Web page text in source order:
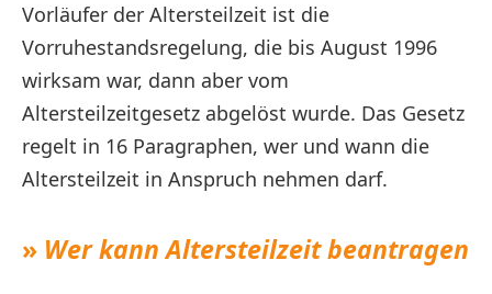
Vorläufer der Altersteilzeit ist die
Vorruhestandsregelung, die bis August 1996
wirksam war, dann aber vom
Altersteilzeitgesetz abgelöst wurde. Das Gesetz
regelt in 16 Paragraphen, wer und wann die
Altersteilzeit in Anspruch nehmen darf.
» Wer kann Altersteilzeit beantragen